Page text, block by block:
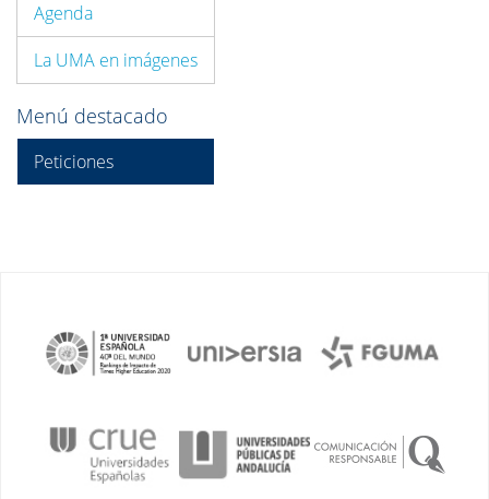
Agenda
La UMA en imágenes
Menú destacado
Peticiones